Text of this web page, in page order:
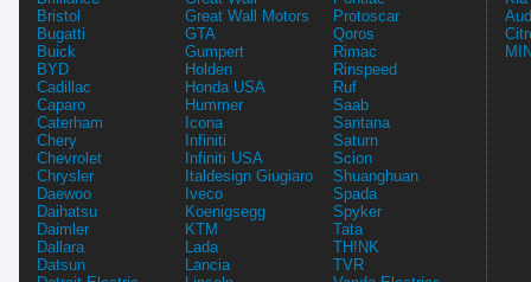
Bristol
Bugatti
Buick
BYD
Cadillac
Caparo
Caterham
Chery
Chevrolet
Chrysler
Daewoo
Daihatsu
Daimler
Dallara
Datsun
Great Wall Motors
GTA
Gumpert
Holden
Honda USA
Hummer
Icona
Infiniti
Infiniti USA
Italdesign Giugiaro
Iveco
Koenigsegg
KTM
Lada
Lancia
Protoscar
Qoros
Rimac
Rinspeed
Ruf
Saab
Santana
Saturn
Scion
Shuanghuan
Spada
Spyker
Tata
TH!NK
TVR